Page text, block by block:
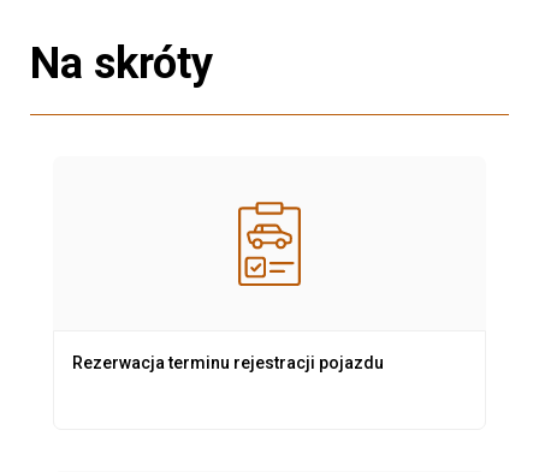
Na skróty
Rezerwacja terminu rejestracji pojazdu